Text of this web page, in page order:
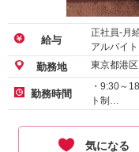
給与
正社員-月
アルバイ
勤務地 東京都港
勤務時間
・9:30～
ト制…
気になる